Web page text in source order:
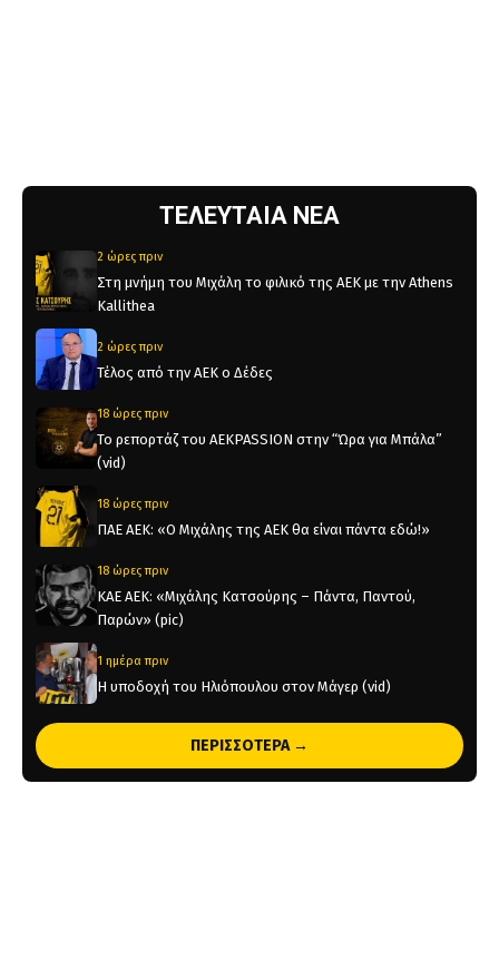
ΤΕΛΕΥΤΑΙΑ ΝΕΑ
2 ώρες πριν
Στη μνήμη του Μιχάλη το φιλικό της ΑΕΚ με την Athens
Kallithea
2 ώρες πριν
Τέλος από την ΑΕΚ ο Δέδες
18 ώρες πριν
Το ρεπορτάζ του AEKPASSION στην “Ώρα για Μπάλα”
(vid)
18 ώρες πριν
ΠΑΕ ΑΕΚ: «Ο Μιχάλης της ΑΕΚ θα είναι πάντα εδώ!»
18 ώρες πριν
KAE AEK: «Μιχάλης Κατσούρης – Πάντα, Παντού,
Παρών» (pic)
1 ημέρα πριν
Η υποδοχή του Ηλιόπουλου στον Μάγερ (vid)
ΠΕΡΙΣΣΟΤΕΡΑ →